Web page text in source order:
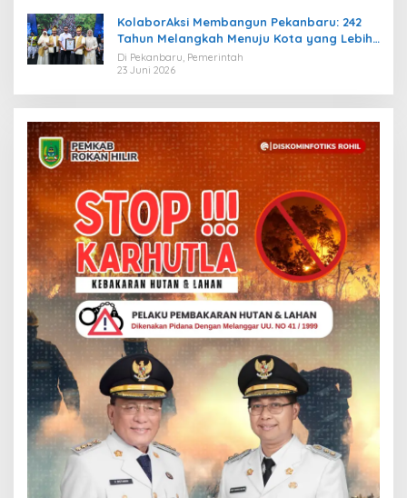
KolaborAksi Membangun Pekanbaru: 242
Tahun Melangkah Menuju Kota yang Lebih
Maju
Di Pekanbaru, Pemerintah
23 Juni 2026